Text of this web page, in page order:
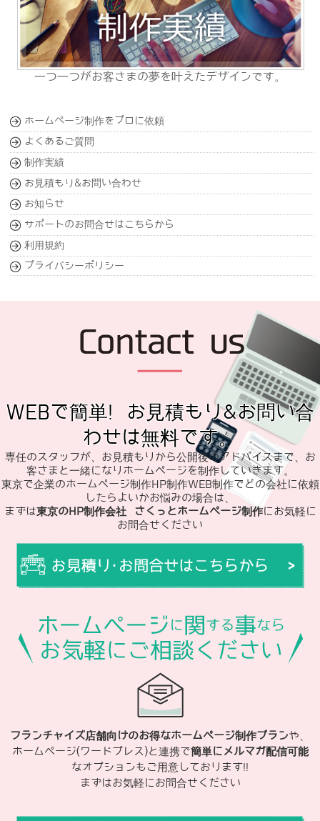
一つ一つがお客さまの夢を叶えたデザインです。
ホームページ制作をプロに依頼
よくあるご質問
制作実績
お見積もり&お問い合わせ
お知らせ
サポートのお問合せはこちらから
利用規約
プライバシーポリシー
WEBで簡単! お見積もり&お問い合
わせは無料です。
専任のスタッフが、お見積もりから公開後のアドバイスまで、お
客さまと一緒になりホームページを制作していきます。
東京で企業のホームページ制作HP制作WEB制作でどの会社に依頼
したらよいかお悩みの場合は、
まずは東京のHP制作会社 さくっとホームページ制作にお気軽に
お問合せください
フランチャイズ店舗向けのお得なホームページ制作プランや、
ホームページ(ワードプレス)と連携で簡単にメルマガ配信可能
なオプションもご用意しております!!
まずはお気軽にお問合せください